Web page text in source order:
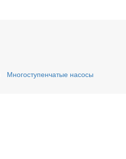
Многоступенчатые насосы